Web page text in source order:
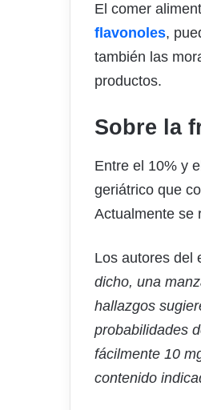
El comer
flavonoles,
también las
productos.
Sobre la
Entre el 10% y
geriátrico que
Actualmente se
Los autores del
dicho, una
hallazgos
probabilidades
fácilmente 10
contenido